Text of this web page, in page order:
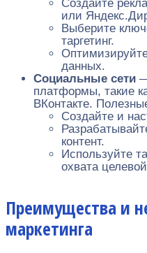
Создайте
или
Выберите
таргетинг.
данных.
Социальные сети
платформы, такие
ВКонтакте.
Создайте и
контент.
Используйте
охвата
Преимущества и
маркетинга